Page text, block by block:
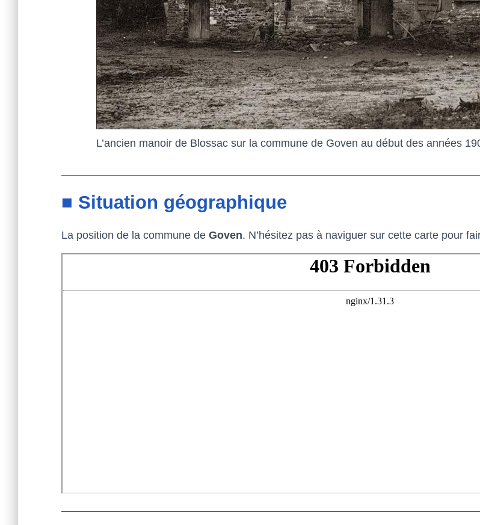
L’ancien manoir de Blossac sur la commune de Goven au début des années
■ Situation géographique
La position de la commune de Goven. N’hésitez pas à naviguer sur cette carte pour